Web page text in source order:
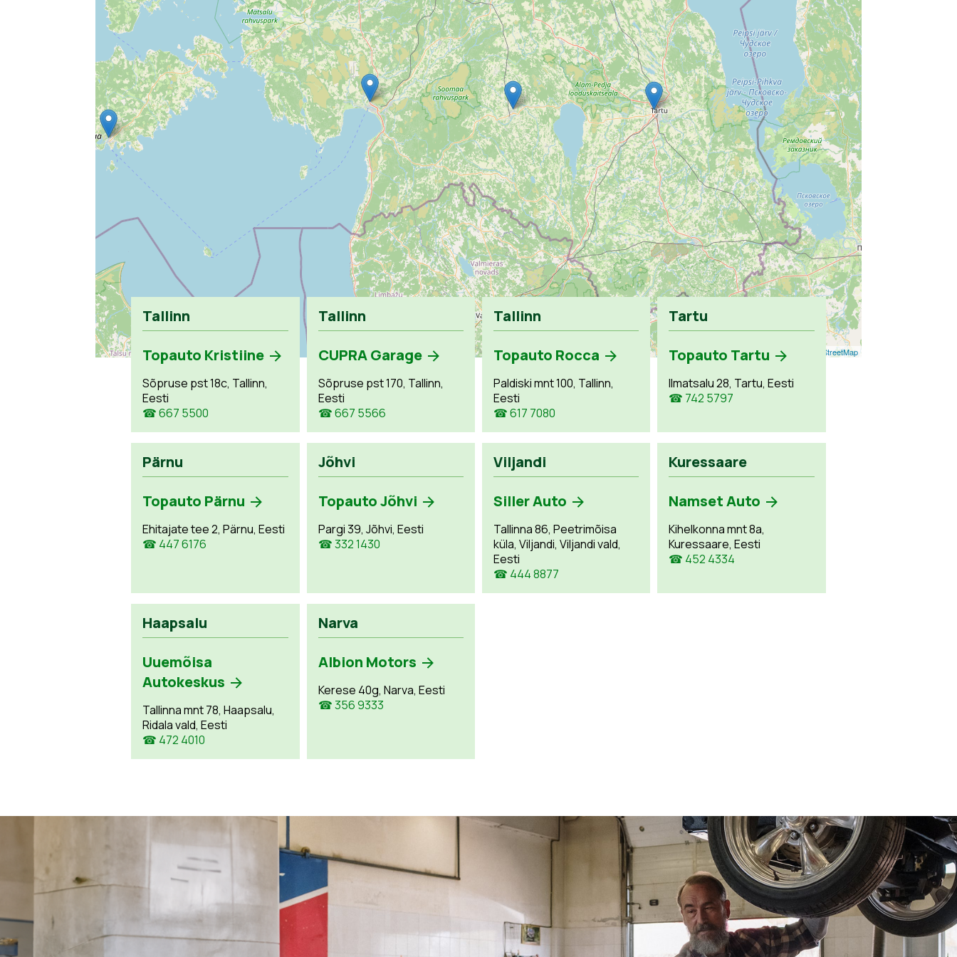
Leaflet OpenStreetMap
Tallinn
Topauto Kristiine
Sõpruse pst 18c, Tallinn,
Eesti
☎ 667 5500
Tallinn
CUPRA Garage
Sõpruse pst 170, Tallinn,
Eesti
☎ 667 5566
Tallinn
Topauto Rocca
Paldiski mnt 100, Tallinn,
Eesti
☎ 617 7080
Tartu
Topauto Tartu
Ilmatsalu 28, Tartu, Eesti
☎ 742 5797
Pärnu
Topauto Pärnu
Ehitajate tee 2, Pärnu, Eesti
☎ 447 6176
Jõhvi
Topauto Jõhvi
Pargi 39, Jõhvi, Eesti
☎ 332 1430
Viljandi
Siller Auto
Tallinna 86, Peetrimõisa
küla, Viljandi, Viljandi vald,
Eesti
☎ 444 8877
Kuressaare
Namset Auto
Kihelkonna mnt 8a,
Kuressaare, Eesti
☎ 452 4334
Haapsalu
Uuemõisa
Autokeskus
Tallinna mnt 78, Haapsalu,
Ridala vald, Eesti
☎ 472 4010
Narva
Albion Motors
Kerese 40g, Narva, Eesti
☎ 356 9333